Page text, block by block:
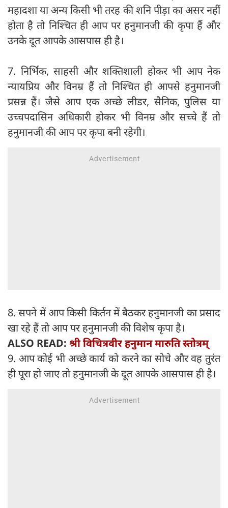
महादशा या अन्य किसी भी तरह की शनि पीड़ा का असर नहीं
होता है तो निश्‍चित ही आप पर हनुमानजी की कृपा हैं और
उनके दूत आपके आसपास ही है।
7. निर्भिक, साहसी और शक्तिशाली होकर भी आप नेक
न्यायप्रिय और विनम्र हैं तो निश्चित ही आपसे हनुमानजी
प्रसन्न हैं। जैसे आप एक अच्छे लीडर, सैनिक, पुलिस या
उच्चपदासिन अधिकारी होकर भी विनम्र और सच्चे हैं तो
हनुमानजी की आप पर कृपा बनी रहेगी।
8. सपने में आप किसी किर्तन में बैठकर हनुमानजी का प्रसाद
खा रहे हैं तो आप पर हनुमानजी की विशेष कृपा है।
ALSO READ: श्री विचित्रवीर हनुमान मारुति स्तोत्रम्
9. आप कोई भी अच्छे कार्य को करने का सोचे और वह तुरंत
ही पूरा हो जाए तो हनुमानजी के दूत आपके आसपास ही है।